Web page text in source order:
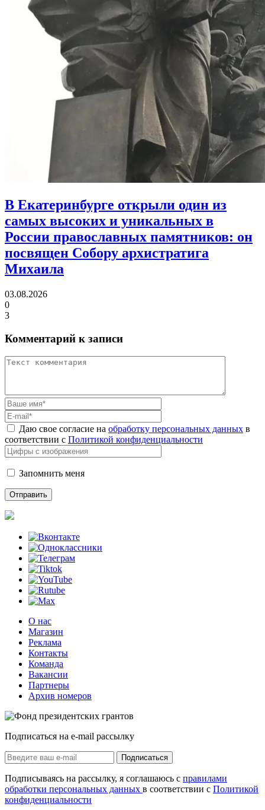
В Екатеринбурге открыли один из
самых высоких и уникальных в
России православных памятников: он
посвящен Собору архистратига
Михаила
03.08.2026
0
3
Комментарий к записи
Даю свое согласие на обработку персональных данных в
соответствии с Политикой конфиденциальности
Запомнить меня
О нас
Магазин
Реклама
Контакты
Команда
Вакансии
Партнеры
Архив номеров
Подписаться на e-mail рассылку
Подписаться
Подписываясь на рассылку, я соглашаюсь с правилами
обработки персональных данных в соответствии с Политикой
конфиденциальности